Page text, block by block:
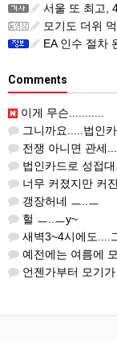
서울 또 최고,
모기도 더위
EA 인수 절차
Comments
이게 무슨...........
그니까요.....법인카
전쟁 아니면 관세
법인카드로 성접
너무 커졌지만 커
갱장허네 ㅡ..ㅡ
헐 ㅡ..ㅡy~
새벽3~4시에도....
예전에는 여름에 모기가
언젠가부터 모기